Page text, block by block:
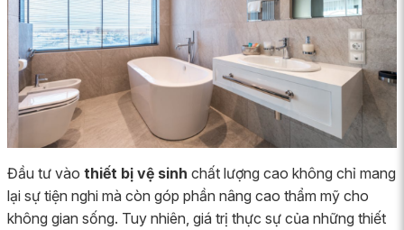
Đầu tư vào thiết bị vệ sinh chất lượng cao không chỉ mang
lại sự tiện nghi mà còn góp phần nâng cao thẩm mỹ cho
không gian sống. Tuy nhiên, giá trị thực sự của những thiết